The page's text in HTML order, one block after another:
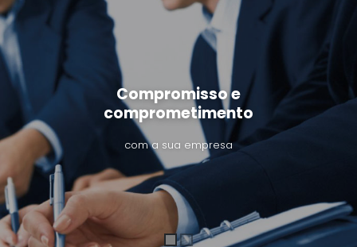
Compromisso e
comprometimento
com a sua empresa